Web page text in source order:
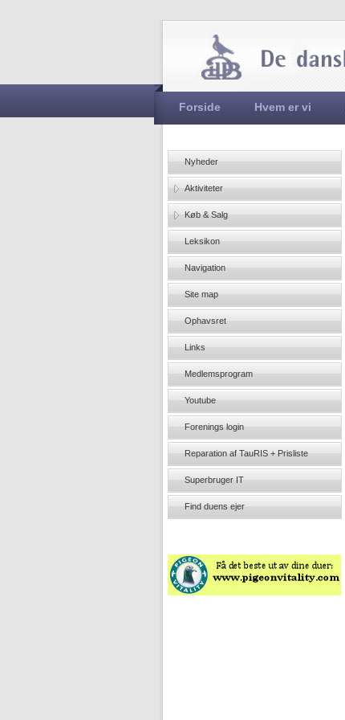
Hovedmenu
Forside Hvem er vi
Nyheder
Aktiviteter
Køb & Salg
Leksikon
Navigation
Site map
Ophavsret
Links
Medlemsprogram
Youtube
Forenings login
Reparation af TauRIS + Prisliste
Superbruger IT
Find duens ejer